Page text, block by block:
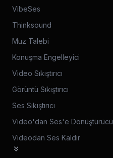
VibeSes
Thinksound
Muz Talebi
Konuşma Engelleyici
Video Sıkıştırıcı
Görüntü Sıkıştırıcı
Ses Sıkıştırıcı
Video'dan Ses'e Dönüştürücü
Videodan Ses Kaldır